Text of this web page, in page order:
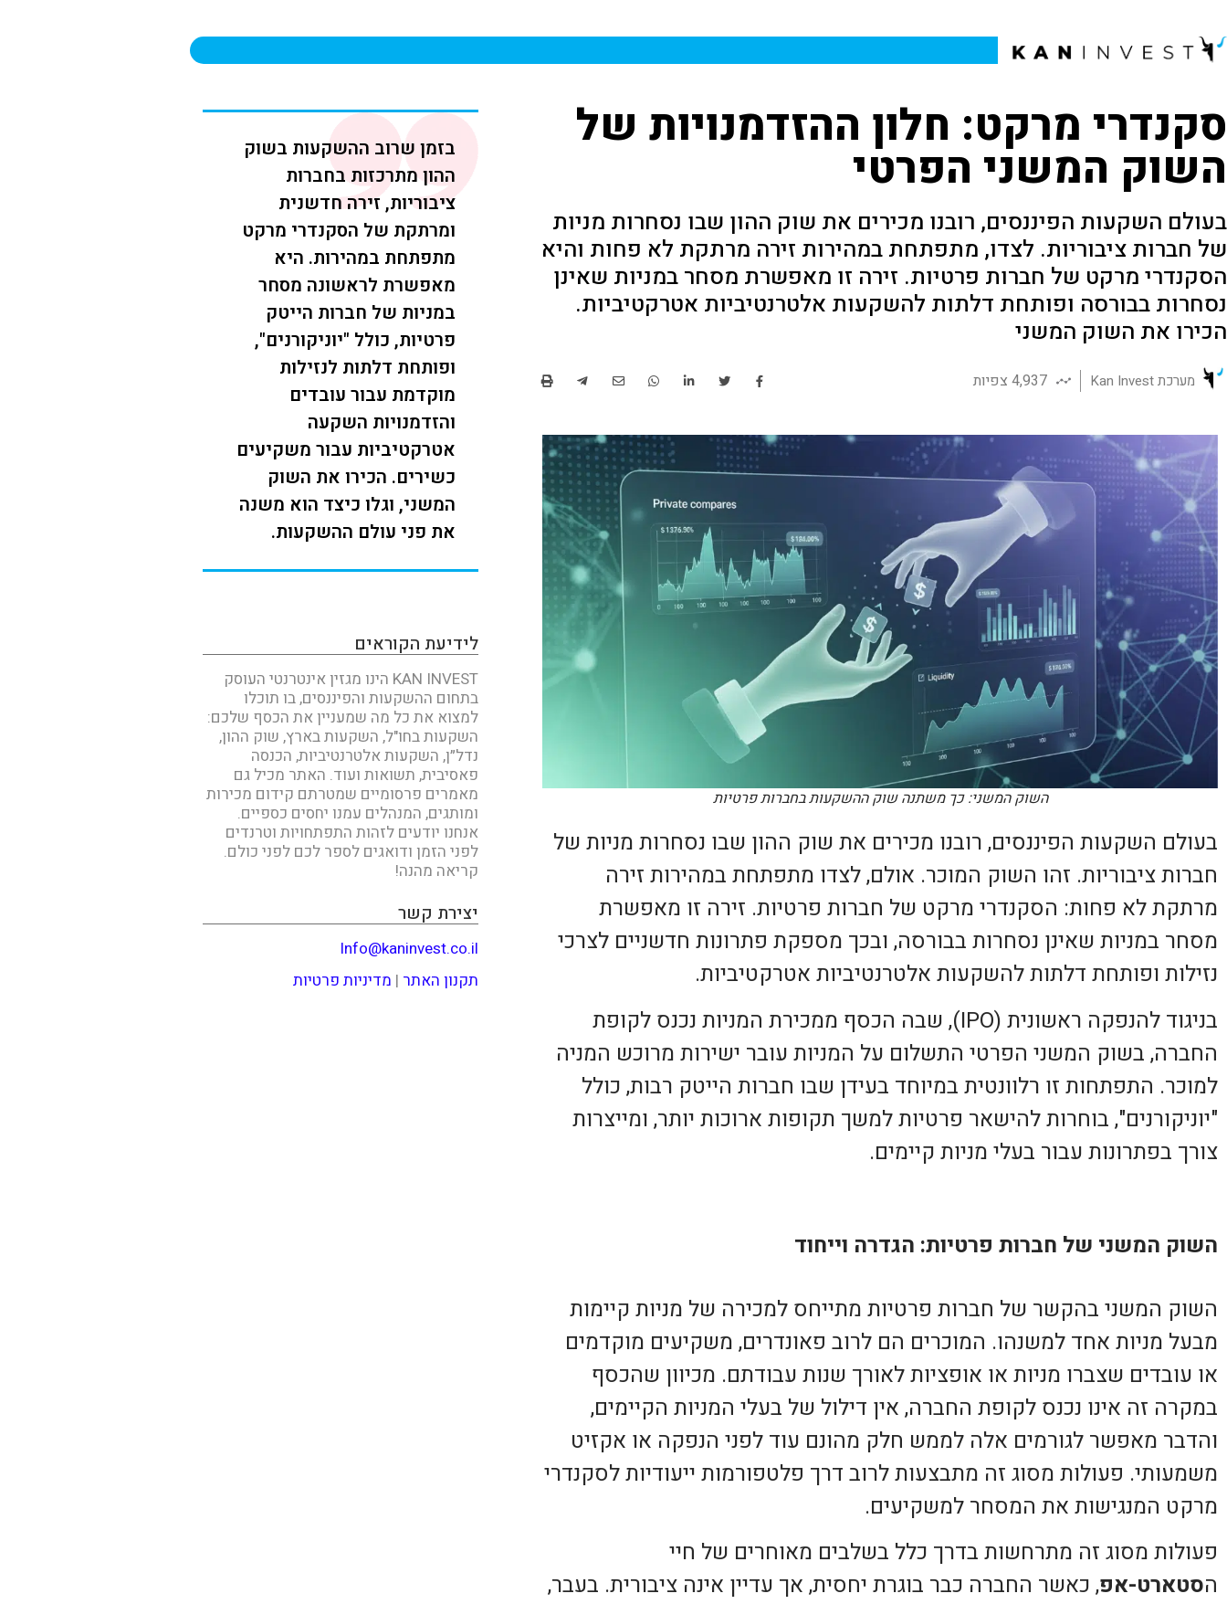
סקנדרי מרקט: חלון ההזדמנויות של
השוק המשני הפרטי
בעולם השקעות הפיננסים, רובנו מכירים את שוק ההון שבו נסחרות מניות
של חברות ציבוריות. לצדו, מתפתחת במהירות זירה מרתקת לא פחות והיא
הסקנדרי מרקט של חברות פרטיות. זירה זו מאפשרת מסחר במניות שאינן
נסחרות בבורסה ופותחת דלתות להשקעות אלטרנטיביות אטרקטיביות.
הכירו את השוק המשני
מערכת Kan Invest 4,937 צפיות
השוק המשני: כך משתנה שוק ההשקעות בחברות פרטיות
בעולם השקעות הפיננסים, רובנו מכירים את שוק ההון שבו נסחרות מניות של
חברות ציבוריות. זהו השוק המוכר. אולם, לצדו מתפתחת במהירות זירה
מרתקת לא פחות: הסקנדרי מרקט של חברות פרטיות. זירה זו מאפשרת
מסחר במניות שאינן נסחרות בבורסה, ובכך מספקת פתרונות חדשניים לצרכי
נזילות ופותחת דלתות להשקעות אלטרנטיביות אטרקטיביות.
בניגוד להנפקה ראשונית (IPO), שבה הכסף ממכירת המניות נכנס לקופת
החברה, בשוק המשני הפרטי התשלום על המניות עובר ישירות מרוכש המניה
למוכר. התפתחות זו רלוונטית במיוחד בעידן שבו חברות הייטק רבות, כולל
"יוניקורנים", בוחרות להישאר פרטיות למשך תקופות ארוכות יותר, ומייצרות
צורך בפתרונות עבור בעלי מניות קיימים.
השוק המשני של חברות פרטיות: הגדרה וייחוד
השוק המשני בהקשר של חברות פרטיות מתייחס למכירה של מניות קיימות
מבעל מניות אחד למשנהו. המוכרים הם לרוב פאונדרים, משקיעים מוקדמים
או עובדים שצברו מניות או אופציות לאורך שנות עבודתם. מכיוון שהכסף
במקרה זה אינו נכנס לקופת החברה, אין דילול של בעלי המניות הקיימים,
והדבר מאפשר לגורמים אלה לממש חלק מהונם עוד לפני הנפקה או אקזיט
משמעותי. פעולות מסוג זה מתבצעות לרוב דרך פלטפורמות ייעודיות לסקנדרי
מרקט המנגישות את המסחר למשקיעים.
פעולות מסוג זה מתרחשות בדרך כלל בשלבים מאוחרים של חיי
הסטארט-אפ, כאשר החברה כבר בוגרת יחסית, אך עדיין אינה ציבורית. בעבר,
בזמן שרוב ההשקעות בשוק
ההון מתרכזות בחברות
ציבוריות, זירה חדשנית
ומרתקת של הסקנדרי מרקט
מתפתחת במהירות. היא
מאפשרת לראשונה מסחר
במניות של חברות הייטק
פרטיות, כולל "יוניקורנים",
ופותחת דלתות לנזילות
מוקדמת עבור עובדים
והזדמנויות השקעה
אטרקטיביות עבור משקיעים
כשירים. הכירו את השוק
המשני, וגלו כיצד הוא משנה
את פני עולם ההשקעות.
לידיעת הקוראים
KAN INVEST הינו מגזין אינטרנטי העוסק
בתחום ההשקעות והפיננסים, בו תוכלו
למצוא את כל מה שמעניין את הכסף שלכם:
השקעות בחו"ל, השקעות בארץ, שוק ההון,
נדל״ן, השקעות אלטרנטיביות, הכנסה
פאסיבית, תשואות ועוד. האתר מכיל גם
מאמרים פרסומיים שמטרתם קידום מכירות
ומותגים, המנהלים עמנו יחסים כספיים.
אנחנו יודעים לזהות התפתחויות וטרנדים
לפני הזמן ודואגים לספר לכם לפני כולם.
קריאה מהנה!
יצירת קשר
Info@kaninvest.co.il
תקנון האתר | מדיניות פרטיות